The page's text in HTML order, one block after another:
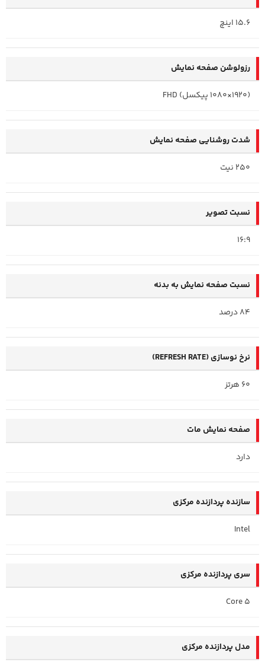
15.6 اینچ
رزولوشن صفحه نمایش
(1920×1080 پیکسل) FHD
شدت روشنایی صفحه نمایش
250 نیت
نسبت تصویر
16:9
نسبت صفحه‌ نمایش به بدنه
84 درصد
نرخ نوسازی (REFRESH RATE)
60 هرتز
صفحه نمایش مات
دارد
سازنده پردازنده مرکزی
Intel
سری پردازنده مرکزی
Core 5
مدل پردازنده مرکزی